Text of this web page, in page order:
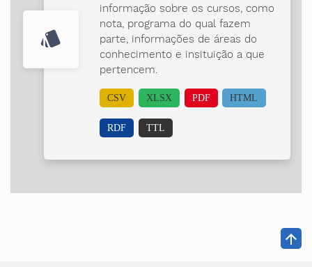
style
informação sobre os cursos, como
nota, programa do qual fazem
parte, informações de áreas do
conhecimento e insituição a que
pertencem.
CSV XLSX PDF HTML
RDF TTL
arrow_upward